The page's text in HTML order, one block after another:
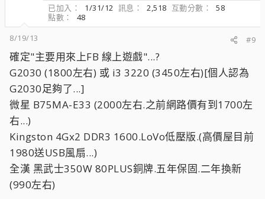
已加入
1/31/12 訊息 2,518 互動分數
58
點數
48
8/19/13
#9
確定"主要用來上FB 線上遊戲"...?
G2030 (1800左右) 或 i3 3220 (3450左右)[個人認為
G2030足夠了...]
微星 B75MA-E33 (2000左右.之前網路價有到1700左
右...)
Kingston 4Gx2 DDR3 1600.LoVo低壓版.(高價屋目前
1980送USB風扇...)
全漢 黑武士350W 80PLUS銅牌.五年保固.二年換新
(990左右)